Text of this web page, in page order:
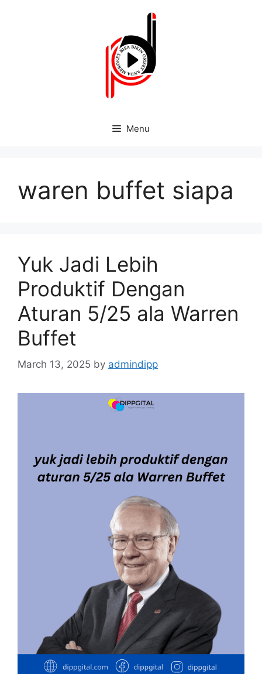
Menu
waren buffet siapa
Yuk Jadi Lebih
Produktif Dengan
Aturan 5/25 ala Warren
Buffet
March 13, 2025 by admindipp